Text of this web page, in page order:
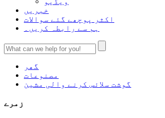
خبریں
اکثر پوچھے گئے سوالات
ہم سے رابطہ کریں۔
گھر
مصنوعات
گوشت سلائس کرنے والی مشین
زمرے